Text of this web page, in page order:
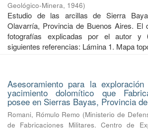
Geológico-Minera, 1946)
Estudio de las arcillas de Sierra
Olavarría, Provincia de Buenos Aires. El
fotografías explicadas por el autor
siguientes referencias: Lámina 1. Mapa
Asesoramiento para la
yacimiento dolomítico que
posee en Sierras Bayas, Provincia
Romani, Rómulo Remo (Ministerio de
de Fabricaciones Militares. Centro de